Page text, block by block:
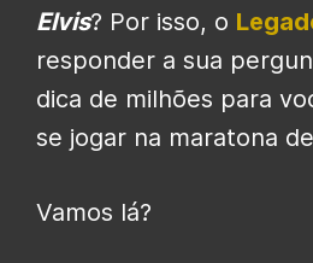
Elvis? Por isso, o
responder a sua
dica de milhões para
se jogar na maratona
Vamos lá?